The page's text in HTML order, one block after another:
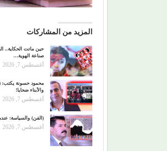
المزيد من المشاركات
حين ماتت الحكاية..
صناعة الهوية…
أغسطس 7, 2026
محمود حسونة يكتب:
والأبناء ضحايا!
أغسطس 7, 2026
(الفن) والسياسة:
أغسطس 7, 2026